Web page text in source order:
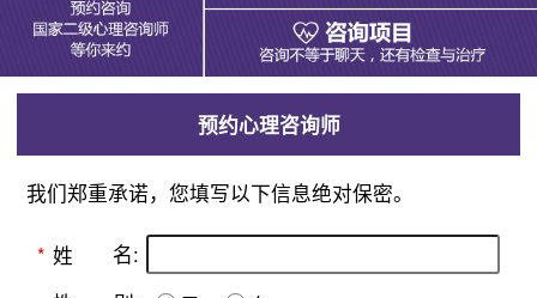
预约心理咨询师
我们郑重承诺，您填写以下信息绝对保密。
* 姓 名: